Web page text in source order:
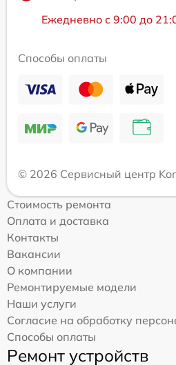
Ежедневно с 9:00 до
Способы оплаты
© 2026 Сервисный центр
Стоимость ремонта
Оплата и доставка
Контакты
Вакансии
О компании
Ремонтируемые модели
Наши услуги
Согласие на обработку
Способы оплаты
Ремонт устройств